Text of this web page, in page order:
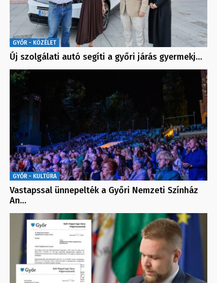
GYŐR - KÖZÉLET
Új szolgálati autó segíti a győri járás gyermekj…
GYŐR - KULTÚRA
Vastapssal ünnepelték a Győri Nemzeti Színház
An…